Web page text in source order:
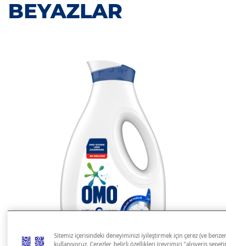
BEYAZLAR
Sitemiz içerisindeki deneyiminizi iyileştirmek için çerez (ve
kullanıyoruz. Çerezler, belirli özellikleri (çevrimiçi "alışveriş